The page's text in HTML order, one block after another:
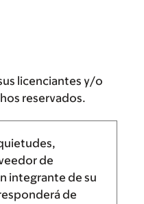
licenciantes y/o
reservados.
de
integrante de su
de